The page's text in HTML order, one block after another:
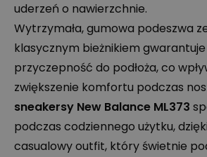
uderzeń o nawierzchnie.
Wytrzymała, gumowa podeszwa
klasycznym bieżnikiem
przyczepność do podłoża, co
zwiększenie komfortu podczas
sneakersy New Balance ML373
podczas codziennego użytku,
casualowy outfit, który świetnie